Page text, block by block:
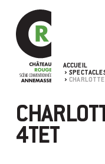
ACCUEIL
4TET